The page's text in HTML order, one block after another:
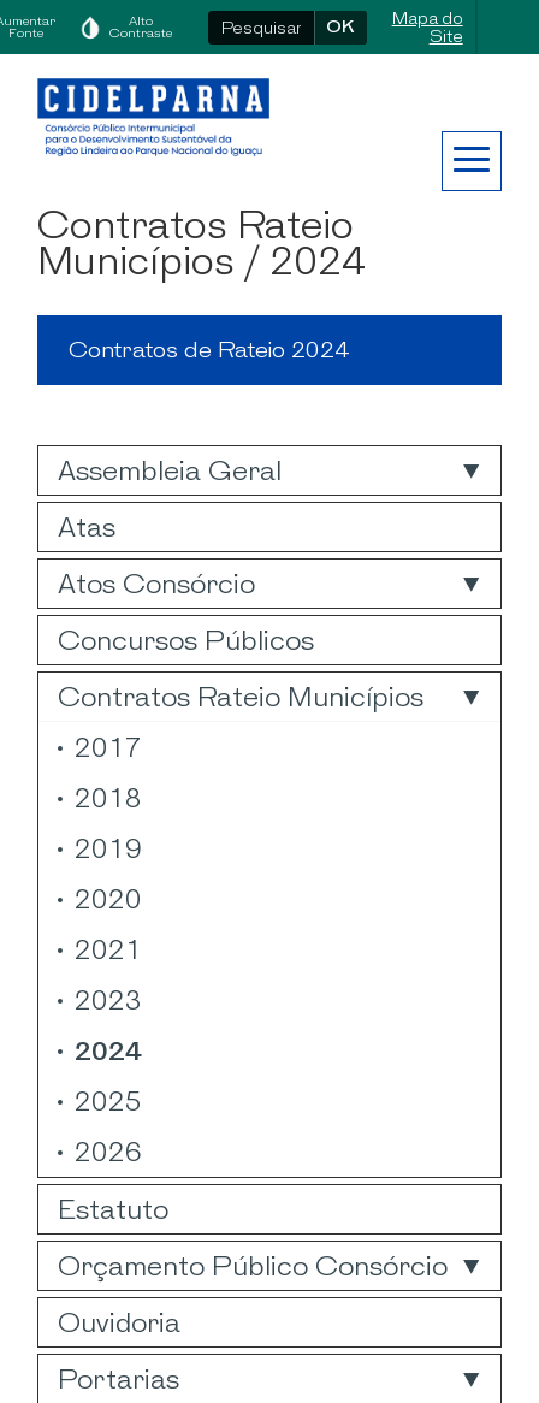
Fonte
Alto
Contraste OK
Mapa do
Site
Assembleia Geral
Atas
Atos Consórcio
Concursos Públicos
Contratos Rateio Municípios
2017
2018
2019
2020
2021
2023
2024
2025
2026
Estatuto
Orçamento Público Consórcio
Ouvidoria
Portarias
Contratos Rateio
Municípios / 2024
Contratos de Rateio 2024